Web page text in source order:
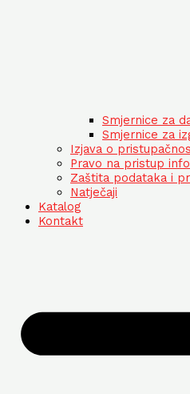
Smjernice za
Smjernice za
Izjava o
Pravo na pristup
Zaštita podataka i
Natječaji
Katalog
Kontakt